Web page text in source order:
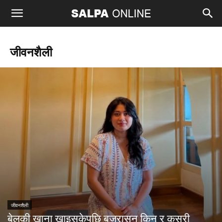
जीवनशैली
जीवनशैली
बेलुकी खाना खाइसकेपछि बज्रासन किन र कसरी